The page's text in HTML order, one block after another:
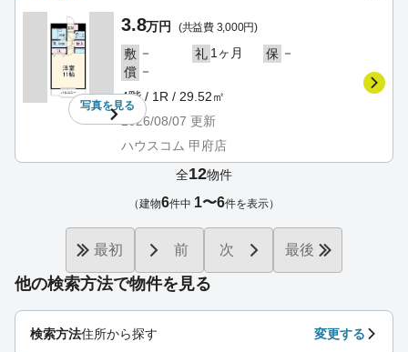
写真を見る
3.8万円 (共益費 3,000円)
敷 － 礼 1ヶ月 保 －
償 －
4階 / 1R / 29.52㎡
2026/08/07 更新
ハウスコム 甲府店
他の検索方法で物件を見る
検索方法住所から探す 変更する
全12物件
（建物6件中 1〜6件を表示）
最初 前 次 最後